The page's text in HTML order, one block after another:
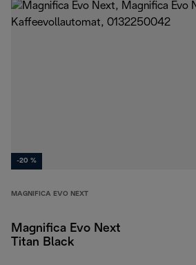
-20 %
MAGNIFICA EVO NEXT
Magnifica Evo Next
Titan Black